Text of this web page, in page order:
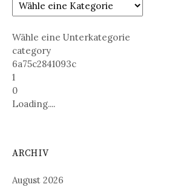
Wähle eine Unterkategorie
category
6a75c2841093c
1
0
Loading....
ARCHIV
August 2026